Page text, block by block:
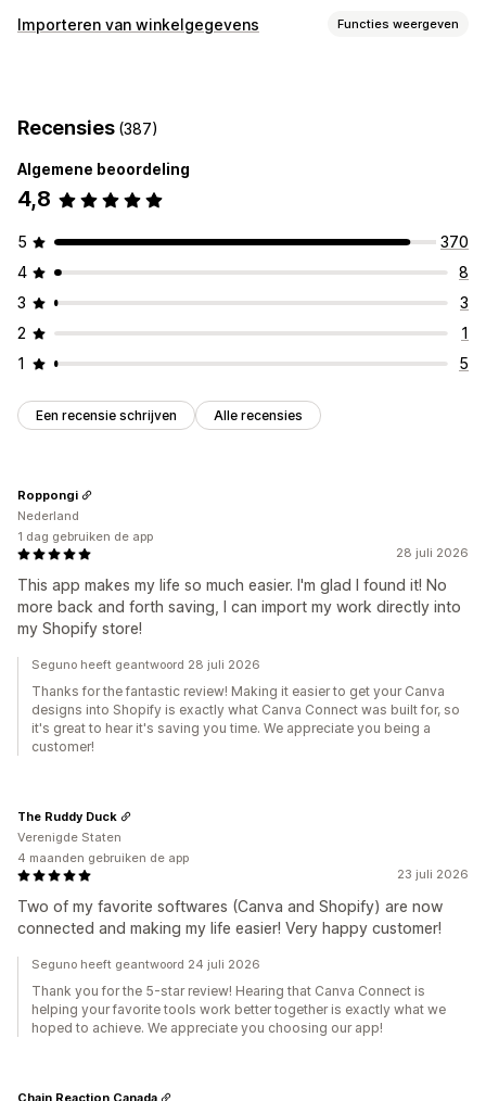
Beeldoptimalisatie
Watermarks
Importeren van winkelgegevens Functies weergeven
Collecties
Producten
Recensies (387)
Algemene beoordeling
4,8
5
370
4
8
3
3
2
1
1
5
Een recensie schrijven Alle recensies
28 juli 2026
This app makes my life so much easier. I'm glad I found it! No
more back and forth saving, I can import my work directly into
my Shopify store!
Roppongi
Nederland
1 dag gebruiken de app
Seguno heeft geantwoord 28 juli 2026
Thanks for the fantastic review! Making it easier to get your Canva
designs into Shopify is exactly what Canva Connect was built for, so
it's great to hear it's saving you time. We appreciate you being a
customer!
23 juli 2026
Two of my favorite softwares (Canva and Shopify) are now
connected and making my life easier! Very happy customer!
The Ruddy Duck
Verenigde Staten
4 maanden gebruiken de app
Seguno heeft geantwoord 24 juli 2026
Thank you for the 5-star review! Hearing that Canva Connect is
helping your favorite tools work better together is exactly what we
hoped to achieve. We appreciate you choosing our app!
Chain Reaction Canada